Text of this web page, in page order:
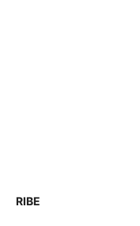
RIBE